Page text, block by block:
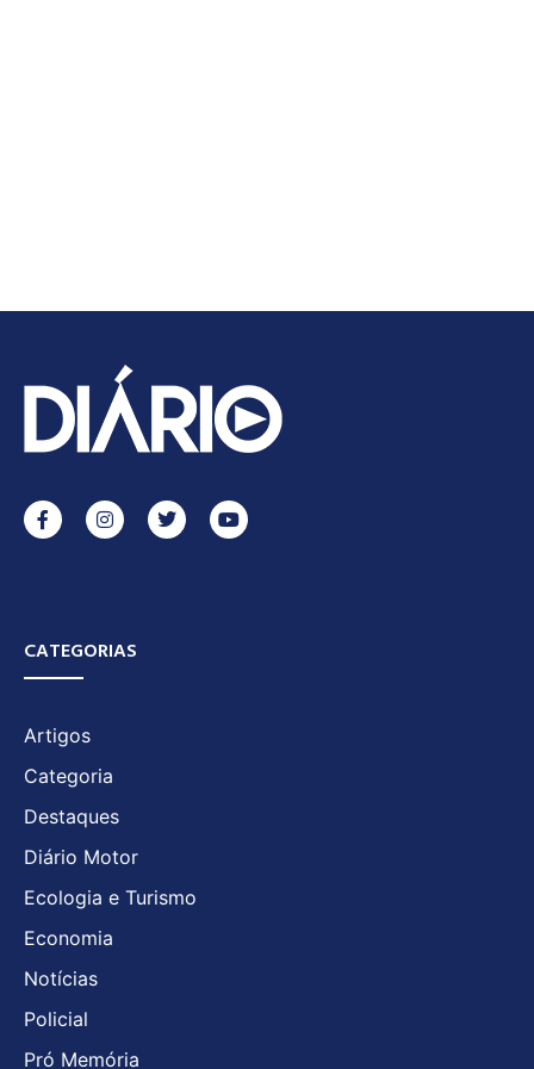
CATEGORIAS
Artigos
Categoria
Destaques
Diário Motor
Ecologia e Turismo
Economia
Notícias
Policial
Pró Memória